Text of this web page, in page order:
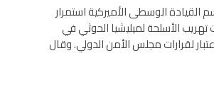
القيادة الوسطى الأميركية استمرار
تهريب الأسلحة لميليشيا الحوثي في
لقرارات مجلس الأمن الدولي. وقال